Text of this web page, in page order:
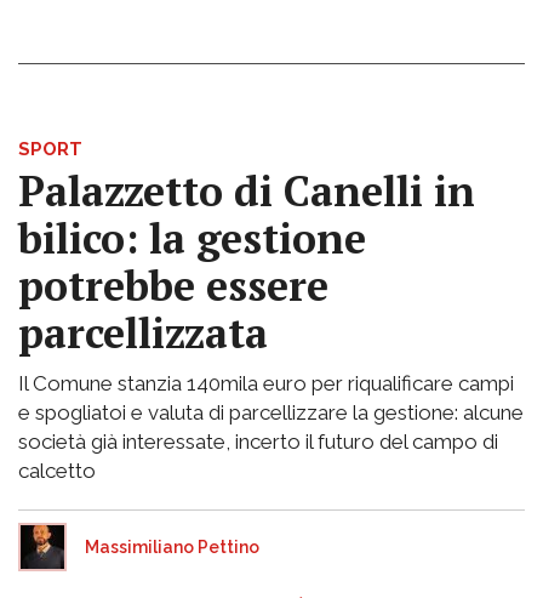
SPORT
Palazzetto di Canelli in
bilico: la gestione
potrebbe essere
parcellizzata
Il Comune stanzia 140mila euro per riqualificare campi
e spogliatoi e valuta di parcellizzare la gestione: alcune
società già interessate, incerto il futuro del campo di
calcetto
Massimiliano Pettino